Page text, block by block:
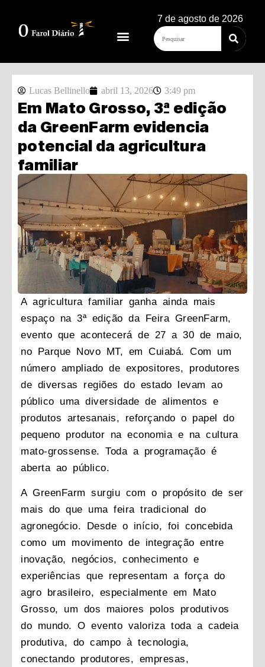
7 de agosto de 2026
Lucas Bellinello abril 13, 2026 3:49 pm
Em Mato Grosso, 3ª edição
da GreenFarm evidencia
potencial da agricultura
familiar
A agricultura familiar ganha ainda mais
espaço na 3ª edição da Feira GreenFarm,
evento que acontecerá de 27 a 30 de maio,
no Parque Novo MT, em Cuiabá. Com um
número ampliado de expositores, produtores
de diversas regiões do estado levam ao
público uma diversidade de alimentos e
produtos artesanais, reforçando o papel do
pequeno produtor na economia e na cultura
mato-grossense. Toda a programação é
aberta ao público.
A GreenFarm surgiu com o propósito de ser
mais do que uma feira tradicional do
agronegócio. Desde o início, foi concebida
como um movimento de integração entre
inovação, negócios, conhecimento e
experiências que representam a força do
agro brasileiro, especialmente em Mato
Grosso, um dos maiores polos produtivos
do mundo. O evento valoriza toda a cadeia
produtiva, do campo à tecnologia,
conectando produtores, empresas,